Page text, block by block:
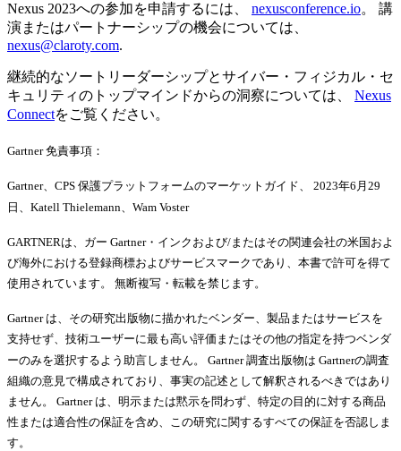
Nexus 2023への参加を申請するには、 nexusconference.io。 講
演またはパートナーシップの機会については、
nexus@claroty.com.
継続的なソートリーダーシップとサイバー・フィジカル・セ
キュリティのトップマインドからの洞察については、 Nexus
Connectをご覧ください。
Gartner 免責事項：
Gartner、CPS 保護プラットフォームのマーケットガイド、 2023年6月29
日、Katell Thielemann、Wam Voster
GARTNERは、ガー Gartner・インクおよび/またはその関連会社の米国およ
び海外における登録商標およびサービスマークであり、本書で許可を得て
使用されています。 無断複写・転載を禁じます。
Gartner は、その研究出版物に描かれたベンダー、製品またはサービスを
支持せず、技術ユーザーに最も高い評価またはその他の指定を持つベンダ
ーのみを選択するよう助言しません。 Gartner 調査出版物は Gartnerの調査
組織の意見で構成されており、事実の記述として解釈されるべきではあり
ません。 Gartner は、明示または黙示を問わず、特定の目的に対する商品
性または適合性の保証を含め、この研究に関するすべての保証を否認しま
す。